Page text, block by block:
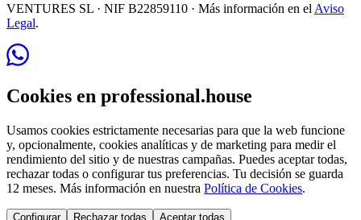
VENTURES SL · NIF B22859110 · Más información en el Aviso
Legal.
Cookies en professional.house
Usamos cookies estrictamente necesarias para que la web funcione
y, opcionalmente, cookies analíticas y de marketing para medir el
rendimiento del sitio y de nuestras campañas. Puedes aceptar todas,
rechazar todas o configurar tus preferencias. Tu decisión se guarda
12 meses. Más información en nuestra Política de Cookies.
Configurar Rechazar todas Aceptar todas